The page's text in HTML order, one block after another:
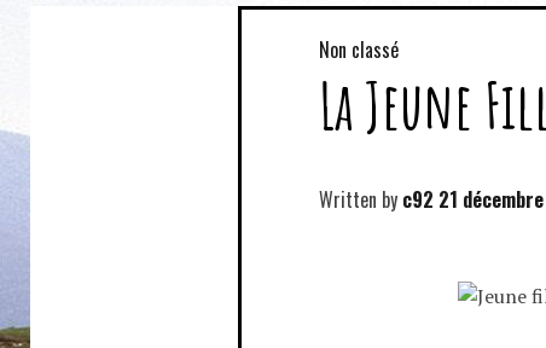
Non classé
La Jeune
Written by c92 21